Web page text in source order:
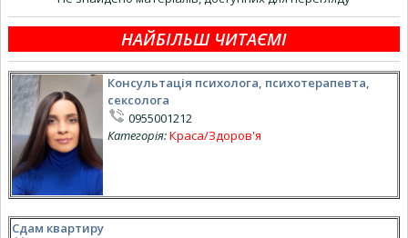
НАЙБІЛЬШ ЧИТАЄМІ
Консультація психолога, психотерапевта,
сексолога
0955001212
Категорія:Краса/Здоров'я
Сдам квартиру